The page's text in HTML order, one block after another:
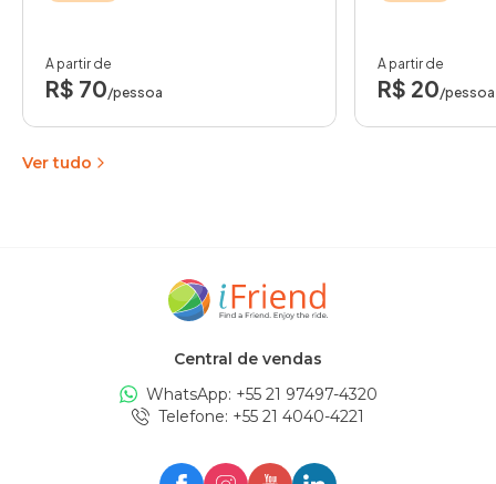
A partir de
R$ 70/pessoa
A partir de
R$ 20/pessoa
Ver tudo
Central de vendas
WhatsApp: +55 21 97497-4320
Telefone: +55 21 4040-4221